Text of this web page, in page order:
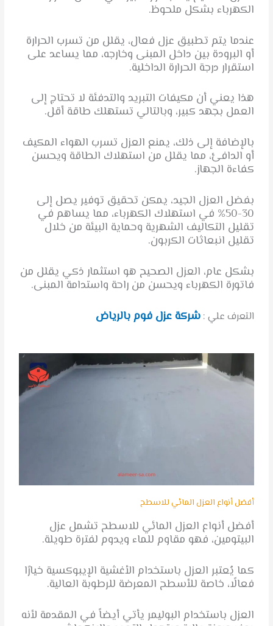
الكهرباء بشكل ملحوظ.
عندما يتم تطبيق عزل فعال، يقلل من تسرب الحرارة
أو البرودة بين داخل المبنى وخارجه، مما يساعد على
استقرار درجة الحرارة الداخلية.
هذا يعني أن مكيفات التبريد والتدفئة لا تحتاج إلى
العمل بجهد كبير، وبالتالي تستهلك طاقة أقل.
بالإضافة إلى ذلك، يمنع العزل تسرب الهواء المكيف
أو الدافئ، مما يقلل من استهلاك الطاقة ويحسن
كفاءة الجهاز.
بفضل العزل الجيد، يمكن تحقيق توفير يصل إلى
30-50% في استهلاك الكهرباء، مما يساهم في
تقليل التكاليف الشهرية وحماية البيئة من خلال
تقليل انبعاثات الكربون.
بشكل عام، العزل الصحيح هو استثمار ذكي يقلل من
فاتورة الكهرباء ويحسن من راحة واستدامة المبنى.
التعرف علي :شركة عزل فوم بالرياض
أفضل أنواع العزل المائي للاسطح
أفضل أنواع العزل المائي للاسطح تشمل عزل
البيتومين، فهو مقاوم للماء ويدوم لفترة طويلة.
كما يُعتبر العزل باستخدام الأغشية الإيبوكسية خيارًا
فعالًا، خاصة للأسطح المعرضة للرطوبة العالية.
العزل باستخدام البوليمر يأتي أيضاً في المقدمة لأنه